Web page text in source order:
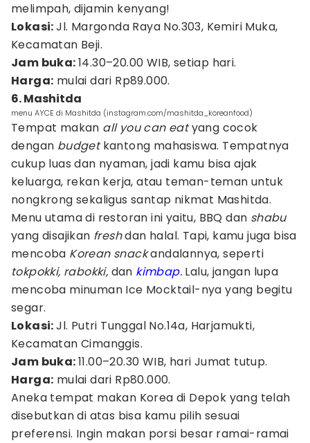
melimpah, dijamin kenyang!
Lokasi:Jl. Margonda Raya No.303, Kemiri Muka,
Kecamatan Beji.
Jam buka:14.30–20.00 WIB, setiap hari.
Harga: mulai dari Rp89.000.
6. Mashitda
menu AYCE di Mashitda (instagram.com/mashitda_koreanfood)
Tempat makan all you can eatyang cocok
dengan budgetkantong mahasiswa. Tempatnya
cukup luas dan nyaman, jadi kamu bisa ajak
keluarga, rekan kerja, atau teman-teman untuk
nongkrong sekaligus santap nikmat Mashitda.
Menu utama di restoran ini yaitu, BBQ dan shabu
yang disajikan freshdan halal. Tapi, kamu juga bisa
mencoba Korean snackandalannya, seperti
tokpokki, rabokki, dan kimbap. Lalu, jangan lupa
mencoba minuman Ice Mocktail-nya yang begitu
segar.
Lokasi:Jl. Putri Tunggal No.14a, Harjamukti,
Kecamatan Cimanggis.
Jam buka:11.00–20.30 WIB, hari Jumat tutup.
Harga: mulai dari Rp80.000.
Aneka tempat makan Korea di Depok yang telah
disebutkan di atas bisa kamu pilih sesuai
preferensi. Ingin makan porsi besar ramai-ramai